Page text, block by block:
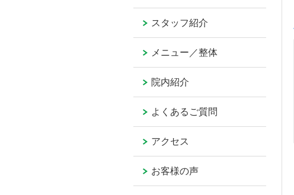
スタッフ紹介
メニュー／整体
院内紹介
よくあるご質問
アクセス
お客様の声